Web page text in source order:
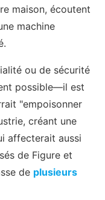
maison, écoutent
machine
ou de sécurité
possible—il est
"empoisonner
créant une
affecterait aussi
de Figure et
de plusieurs